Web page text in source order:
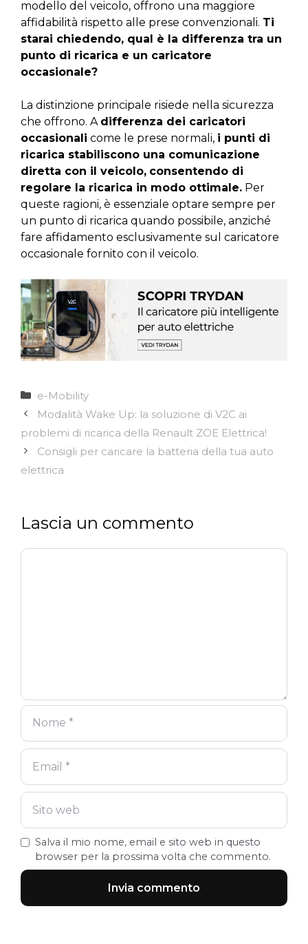
modello del veicolo, offrono una maggiore
affidabilità rispetto alle prese convenzionali. Ti
starai chiedendo, qual è la differenza tra un
punto di ricarica e un caricatore
occasionale?
La distinzione principale risiede nella sicurezza
che offrono. A differenza dei caricatori
occasionali come le prese normali, i punti di
ricarica stabiliscono una comunicazione
diretta con il veicolo, consentendo di
regolare la ricarica in modo ottimale. Per
queste ragioni, è essenziale optare sempre per
un punto di ricarica quando possibile, anziché
fare affidamento esclusivamente sul caricatore
occasionale fornito con il veicolo.
Categorie
e-Mobility
Modalità Wake Up: la soluzione di V2C ai
problemi di ricarica della Renault ZOE Elettrica!
Consigli per caricare la batteria della tua auto
elettrica
Lascia un commento
Commento
Nome
Email
Sito
Salva il mio nome, email e sito web in questo
browser per la prossima volta che commento.